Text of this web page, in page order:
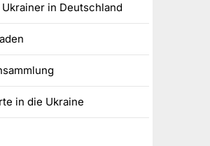
in Deutschland
in die Ukraine